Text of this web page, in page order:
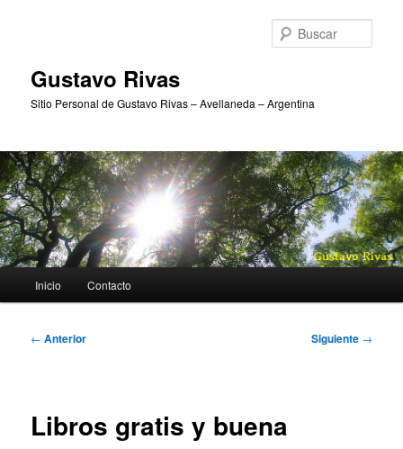
Gustavo Rivas
Sitio Personal de Gustavo Rivas – Avellaneda – Argentina
principal
Inicio Contacto
Navegación
← Anterior Siguiente →
Libros gratis y buena